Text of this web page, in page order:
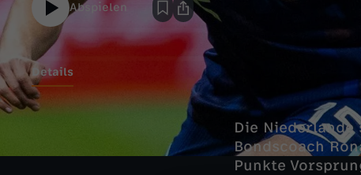
Abspielen
Details
Die Niederlande
Bondscoach
Punkte